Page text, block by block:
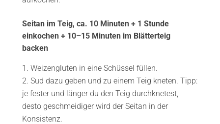
Seitan im Teig, ca. 10 Minuten + 1 Stunde
einkochen + 10–15 Minuten im Blätterteig
backen
Weizengluten in eine Schüssel füllen.
Sud dazu geben und zu einem Teig kneten. Tipp:
je fester und länger du den Teig durchknetest,
desto geschmeidiger wird der Seitan in der
Konsistenz.